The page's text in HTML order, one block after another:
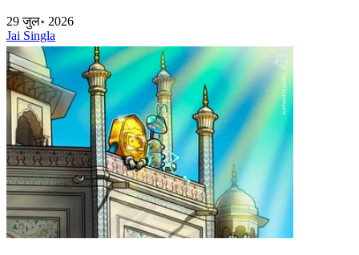
29 जुल॰ 2026
Jai Singla